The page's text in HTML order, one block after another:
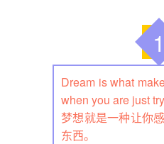
1
Dream is what
when you are just
梦想就是一种让你
东西。